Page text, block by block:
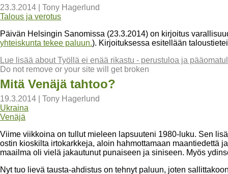
23.3.2014
Tony Hagerlund
Talous ja verotus
Päivän Helsingin Sanomissa (23.3.2014) on kirjoitus
yhteiskunta tekee paluun.). Kirjoituksessa esitellään
Lue lisää about Työllä ei enää rikastu - perustuloa ja
Do not remove or your site will get broken
Mitä Venäjä tahtoo?
19.3.2014
Tony Hagerlund
Ukraina
Venäjä
Viime viikkoina on tullut mieleen lapsuuteni 1980-luku. Sen
ostin kioskilta irtokarkkeja, aloin hahmottamaan maantiedettä
maailma oli vielä jakautunut punaiseen ja siniseen. Myös
Nyt tuo lievä tausta-ahdistus on tehnyt paluun, joten